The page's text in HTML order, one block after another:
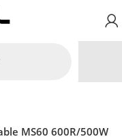
MS60 600R/500W